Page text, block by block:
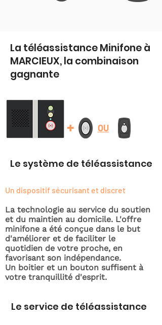
La téléassistance Minifone à
MARCIEUX, la combinaison
gagnante
+ OU
Le système de téléassistance
Un dispositif sécurisant et discret
La technologie au service du soutien
et du maintien au domicile. L'offre
minifone a été conçue dans le but
d'améliorer et de faciliter le
quotidien de votre proche, en
favorisant son indépendance.
Un boitier et un bouton suffisent à
votre tranquillité d'esprit.
Le service de téléassistance